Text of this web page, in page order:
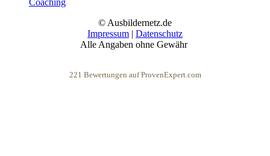
© Ausbildernetz.de
Impressum | Datenschutz
Alle Angaben ohne Gewähr
221 Bewertungen auf ProvenExpert.com